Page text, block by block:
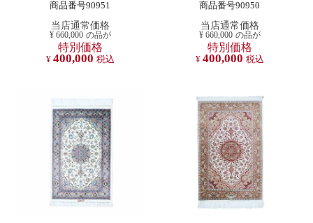
商品番号90951
当店通常価格
¥ 660,000 の品が
特別価格
¥ 400,000 税込
商品番号90950
当店通常価格
¥ 660,000 の品が
特別価格
¥ 400,000 税込